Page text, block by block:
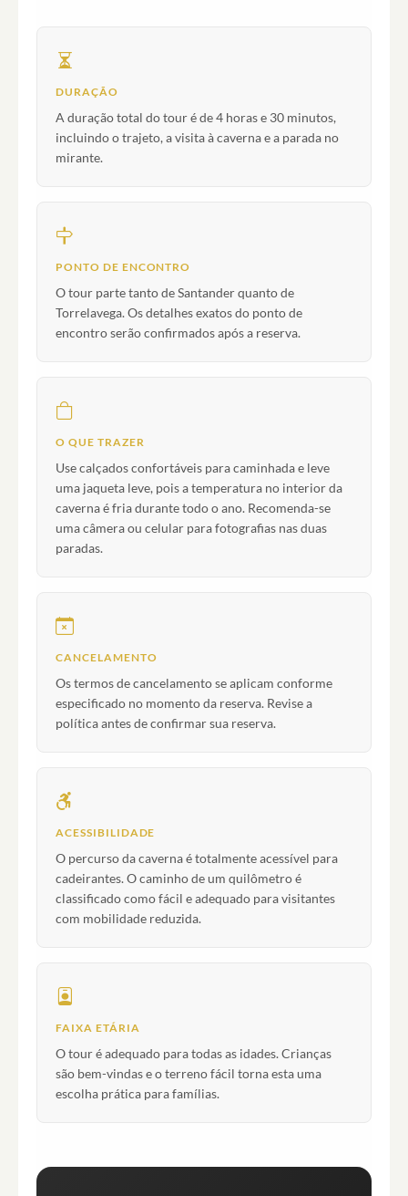
DURAÇÃO
A duração total do tour é de 4 horas e 30 minutos,
incluindo o trajeto, a visita à caverna e a parada no
mirante.
PONTO DE ENCONTRO
O tour parte tanto de Santander quanto de
Torrelavega. Os detalhes exatos do ponto de
encontro serão confirmados após a reserva.
O QUE TRAZER
Use calçados confortáveis para caminhada e leve
uma jaqueta leve, pois a temperatura no interior da
caverna é fria durante todo o ano. Recomenda-se
uma câmera ou celular para fotografias nas duas
paradas.
CANCELAMENTO
Os termos de cancelamento se aplicam conforme
especificado no momento da reserva. Revise a
política antes de confirmar sua reserva.
ACESSIBILIDADE
O percurso da caverna é totalmente acessível para
cadeirantes. O caminho de um quilômetro é
classificado como fácil e adequado para visitantes
com mobilidade reduzida.
FAIXA ETÁRIA
O tour é adequado para todas as idades. Crianças
são bem-vindas e o terreno fácil torna esta uma
escolha prática para famílias.